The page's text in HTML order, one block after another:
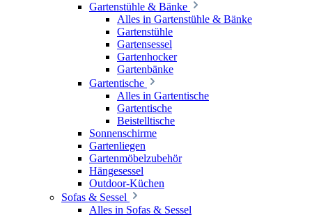
Gartenstühle & Bänke
Alles in Gartenstühle & Bänke
Gartenstühle
Gartensessel
Gartenhocker
Gartenbänke
Gartentische
Alles in Gartentische
Gartentische
Beistelltische
Sonnenschirme
Gartenliegen
Gartenmöbelzubehör
Hängesessel
Outdoor-Küchen
Sofas & Sessel
Alles in Sofas & Sessel